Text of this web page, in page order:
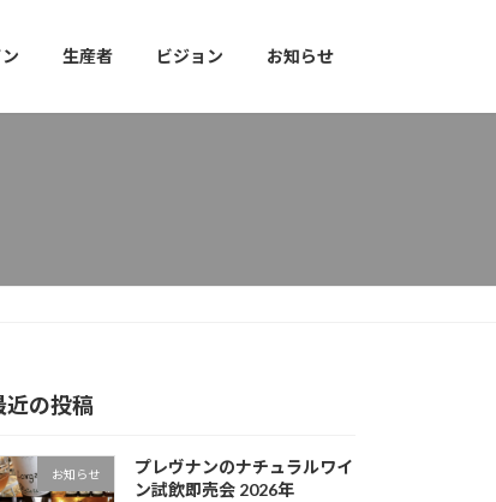
生産者 ビジョン お知らせ
近の投稿
お知らせ
プレヴナンのナチュラルワイ
ン試飲即売会 2026年